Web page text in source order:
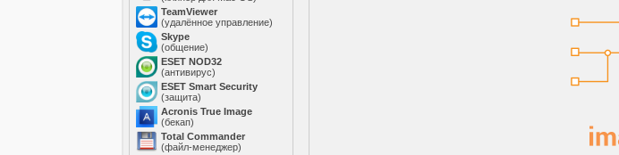
TeamViewer
(удалённое управление)
Skype
(общение)
ESET NOD32
(антивирус)
ESET Smart Security
(защита)
Acronis True Image
(бекап)
Total Commander
(файл-менеджер)